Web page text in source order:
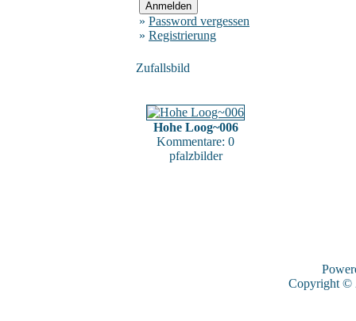
» Password vergessen
» Registrierung
Zufallsbild
Hohe Loog~006
Kommentare: 0
pfalzbilder
Copyright ©